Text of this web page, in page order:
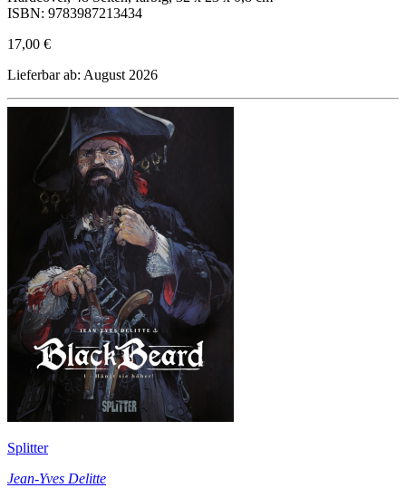
ISBN: 9783987213434
17,00 €
Lieferbar ab: August 2026
Splitter
Jean-Yves Delitte